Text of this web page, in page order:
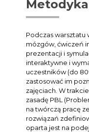
Metodyka
Podczas warsztatu
mózgów, ćwiczeń
prezentacji i
interaktywne i
uczestników (do
zastosować im
zajęciach. W
zasadę PBL
na twórczą pracę
rozwiązań
oparta jest na